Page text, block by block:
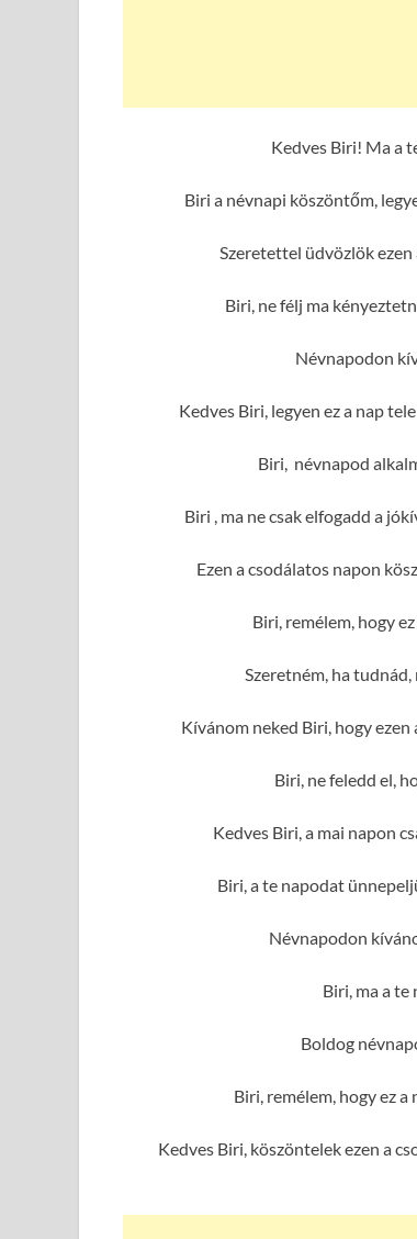
Kedves Biri! Ma a
Biri a névnapi köszöntőm,
Szeretettel üdvözlök
Biri, ne félj ma
Névnapodon
Kedves Biri, legyen ez a nap
Biri, névnapod
Biri , ma ne csak elfogadd a
Ezen a csodálatos napon
Biri, remélem, hogy
Szeretném, ha
Kívánom neked Biri, hogy
Biri, ne feledd el,
Kedves Biri, a mai napon
Biri, a te napodat
Névnapodon
Biri, ma a
Boldog
Biri, remélem, hogy ez
Kedves Biri, köszöntelek ezen a